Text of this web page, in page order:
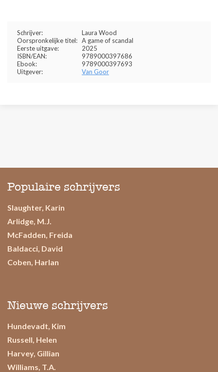
Schrijver:
Laura Wood
Oorspronkelijke titel: A game of scandal
Eerste uitgave:
2025
ISBN/EAN:
9789000397686
Ebook:
9789000397693
Uitgever:
Van Goor
Populaire schrijvers
Slaughter, Karin
Arlidge, M.J.
McFadden, Freida
Baldacci, David
Coben, Harlan
Nieuwe schrijvers
Hundevadt, Kim
Russell, Helen
Harvey, Gillian
Williams, T.A.